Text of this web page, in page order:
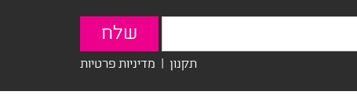
תקנון | מדיניות פרטיות